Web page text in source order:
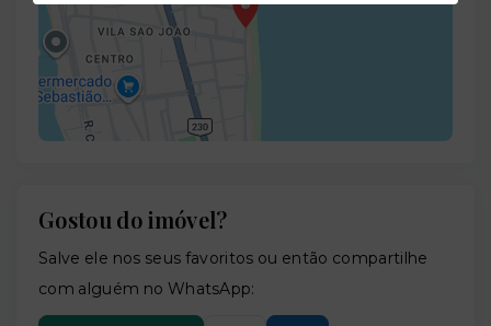
Gostou do imóvel?
Salve ele nos seus favoritos ou então compartilhe
com alguém no WhatsApp: